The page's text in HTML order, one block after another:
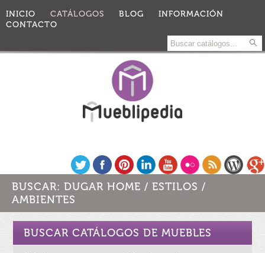
INICIO CATÁLOGOS BLOG
INFORMACIÓN
CONTACTO
BUSCAR: DUGAR HOME / ESTILOS /
AMBIENTES
BUSCAR CATÁLOGOS DE MUEBLES